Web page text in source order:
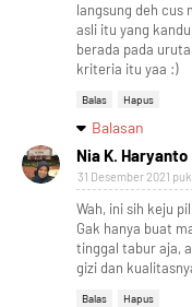
langsung deh cus
asli itu yang
berada pada
kriteria itu yaa :)
Balas Hapus
Balasan
Nia K. Haryanto
31 Desember 2021
Wah, ini sih keju
Gak hanya buat
tinggal tabur aja,
gizi dan
Balas Hapus